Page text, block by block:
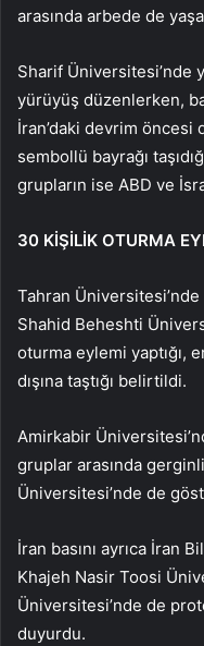
arasında arbede de
Sharif Üniversitesi’nde
yürüyüş düzenlerken,
İran’daki devrim öncesi
sembollü bayrağı
grupların ise ABD ve
30 KİŞİLİK OTURMA
Tahran Üniversitesi’nde
Shahid Beheshti
oturma eylemi yaptığı,
dışına taştığı belirtildi.
Amirkabir
gruplar arasında
Üniversitesi’nde de
İran basını ayrıca İran
Khajeh Nasir Toosi
Üniversitesi’nde de
duyurdu.